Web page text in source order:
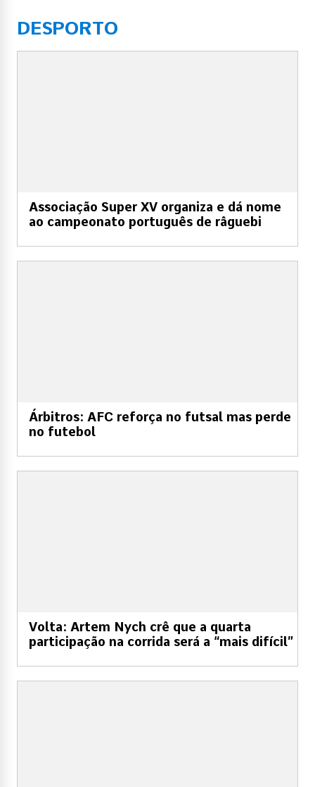
DESPORTO
Associação Super XV organiza e dá nome
ao campeonato português de râguebi
Árbitros: AFC reforça no futsal mas perde
no futebol
Volta: Artem Nych crê que a quarta
participação na corrida será a “mais difícil”